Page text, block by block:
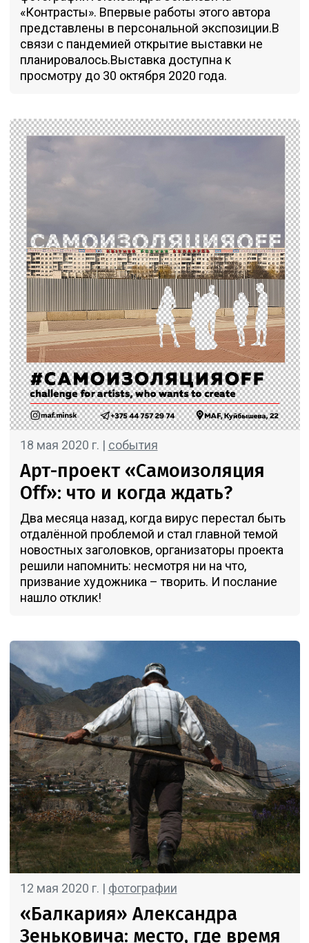
«Контрасты». Впервые работы этого автора
представлены в персональной экспозиции.В
связи с пандемией открытие выставки не
планировалось.Выставка доступна к
просмотру до 30 октября 2020 года.
18 мая 2020 г. | события
Арт-проект «Самоизоляция
Off»: что и когда ждать?
Два месяца назад, когда вирус перестал быть
отдалённой проблемой и стал главной темой
новостных заголовков, организаторы проекта
решили напомнить: несмотря ни на что,
призвание художника – творить. И послание
нашло отклик!
12 мая 2020 г. | фотографии
«Балкария» Александра
Зеньковича: место, где время